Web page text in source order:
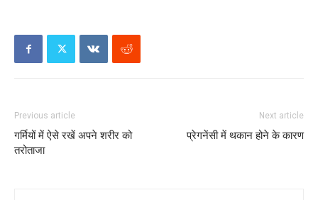
Previous article
गर्मियों में ऐसे रखें अपने शरीर को
तरोताजा
Next article
प्रेगनेंसी में थकान होने के कारण